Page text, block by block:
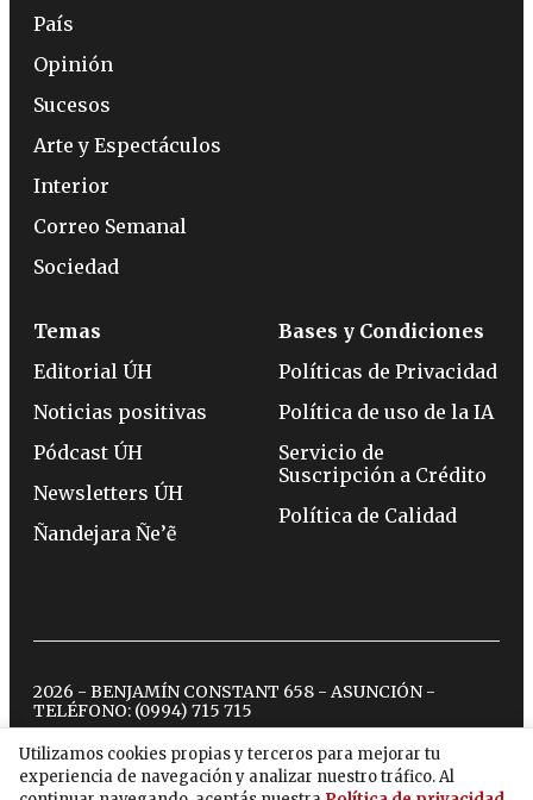
Utilizamos cookies propias y terceros para mejorar tu
experiencia de navegación y analizar nuestro tráfico. Al
País
Opinión
Sucesos
Arte y Espectáculos
Interior
Correo Semanal
Sociedad
Temas
Editorial ÚH
Noticias positivas
Pódcast ÚH
Newsletters ÚH
Ñandejara Ñe’ẽ
Bases y Condiciones
Políticas de Privacidad
Política de uso de la IA
Servicio de
Suscripción a Crédito
Política de Calidad
2026 - BENJAMÍN CONSTANT 658 - ASUNCIÓN -
TELÉFONO: (0994) 715 715
twitterinstagram
facebook
tiktokyoutubespotify